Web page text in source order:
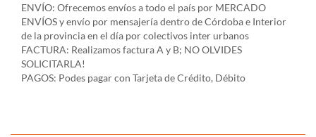
ENVÍO: Ofrecemos envíos a todo el país por MERCADO
ENVÍOS y envío por mensajería dentro de Córdoba e Interior
de la provincia en el día por colectivos inter urbanos
FACTURA: Realizamos factura A y B; NO OLVIDES
SOLICITARLA!
PAGOS: Podes pagar con Tarjeta de Crédito, Débito